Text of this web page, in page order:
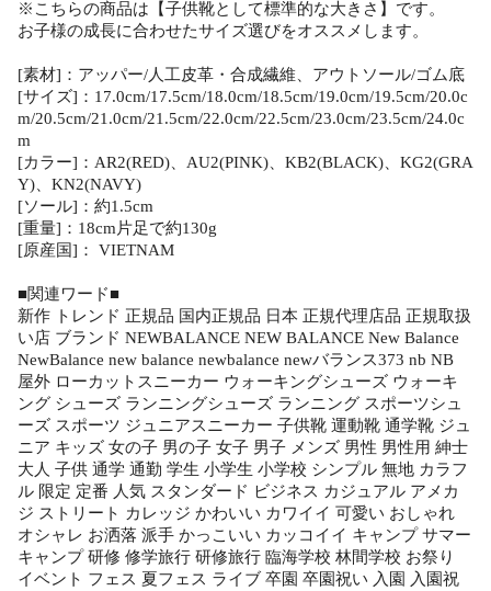
※こちらの商品は【子供靴として標準的な大きさ】です。
お子様の成長に合わせたサイズ選びをオススメします。
[素材]：アッパー/人工皮革・合成繊維、アウトソール/ゴム底
[サイズ]：17.0cm/17.5cm/18.0cm/18.5cm/19.0cm/19.5cm/20.0c
m/20.5cm/21.0cm/21.5cm/22.0cm/22.5cm/23.0cm/23.5cm/24.0c
m
[カラー]：AR2(RED)、AU2(PINK)、KB2(BLACK)、KG2(GRA
Y)、KN2(NAVY)
[ソール]：約1.5cm
[重量]：18cm片足で約130g
[原産国]： VIETNAM
■関連ワード■
新作 トレンド 正規品 国内正規品 日本 正規代理店品 正規取扱
い店 ブランド NEWBALANCE NEW BALANCE New Balance
NewBalance new balance newbalance newバランス373 nb NB
屋外 ローカットスニーカー ウォーキングシューズ ウォーキ
ング シューズ ランニングシューズ ランニング スポーツシュ
ーズ スポーツ ジュニアスニーカー 子供靴 運動靴 通学靴 ジュ
ニア キッズ 女の子 男の子 女子 男子 メンズ 男性 男性用 紳士
大人 子供 通学 通勤 学生 小学生 小学校 シンプル 無地 カラフ
ル 限定 定番 人気 スタンダード ビジネス カジュアル アメカ
ジ ストリート カレッジ かわいい カワイイ 可愛い おしゃれ
オシャレ お洒落 派手 かっこいい カッコイイ キャンプ サマー
キャンプ 研修 修学旅行 研修旅行 臨海学校 林間学校 お祭り
イベント フェス 夏フェス ライブ 卒園 卒園祝い 入園 入園祝